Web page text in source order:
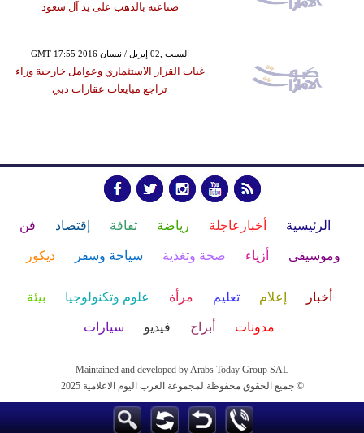
صناعته بالذهب على يد آل سعود
GMT 17:55 2016 السبت ,02 إبريل / نيسان
غياب القرار الاستثماري وعوامل خارجية وراء
تراجع مبايعات عقارات دبي
الرئيسية أخبارعاجلة رياضة ثقافة إقتصاد فن
وموسيقى أزياء صحة وتغذية سياحة وسفر ديكور
أخبار إعلام تعليم مرأة علوم وتكنولوجيا بيئة
مدونات أبراج فيديو سيارات
Maintained and developed by Arabs Today Group SAL
جميع الحقوق محفوظة لمجموعة العرب اليوم الاعلامية 2025 ©